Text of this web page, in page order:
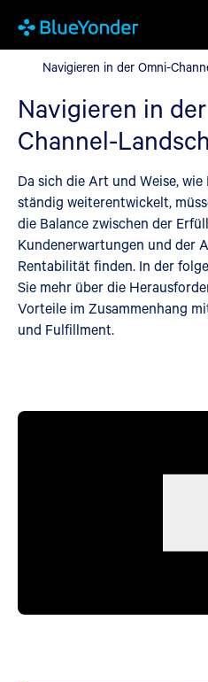
Navigieren in der Omni-Channel-
Navigieren in der Omni-
Navigieren in
Channel-
Da sich die Art und Weise,
ständig weiterentwickelt,
die Balance zwischen der
Kundenerwartungen und der
Rentabilität finden. In der
Sie mehr über die
Vorteile im Zusammenhang
und Fulfillment.